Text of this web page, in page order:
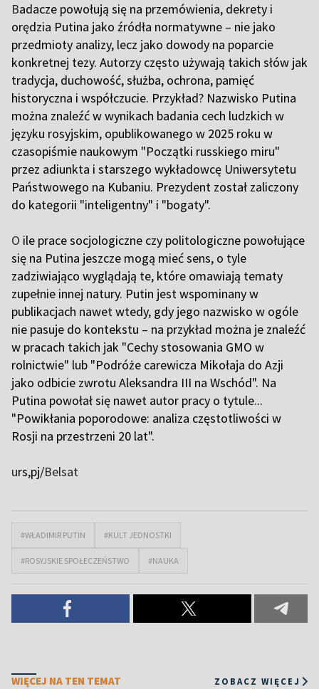
Badacze powołują się na przemówienia, dekrety i
orędzia Putina jako źródła normatywne – nie jako
przedmioty analizy, lecz jako dowody na poparcie
konkretnej tezy. Autorzy często używają takich słów jak
tradycja, duchowość, służba, ochrona, pamięć
historyczna i współczucie. Przykład? Nazwisko Putina
można znaleźć w wynikach badania cech ludzkich w
języku rosyjskim, opublikowanego w 2025 roku w
czasopiśmie naukowym "Początki russkiego miru"
przez adiunkta i starszego wykładowcę Uniwersytetu
Państwowego na Kubaniu. Prezydent został zaliczony
do kategorii "inteligentny" i "bogaty".
O ile prace socjologiczne czy politologiczne powołujące
się na Putina jeszcze mogą mieć sens, o tyle
zadziwiająco wyglądają te, które omawiają tematy
zupełnie innej natury. Putin jest wspominany w
publikacjach nawet wtedy, gdy jego nazwisko w ogóle
nie pasuje do kontekstu – na przykład można je znaleźć
w pracach takich jak "Cechy stosowania GMO w
rolnictwie" lub "Podróże carewicza Mikołaja do Azji
jako odbicie zwrotu Aleksandra III na Wschód". Na
Putina powołał się nawet autor pracy o tytule...
"Powikłania poporodowe: analiza częstotliwości w
Rosji na przestrzeni 20 lat".
urs,pj/Belsat
#WŁADIMIR PUTIN #KULT JEDNOSTKI
#ROSYJSKIE SPOŁECZEŃSTWO #NAUKA
WIĘCEJ NA TEN TEMAT ZOBACZ WIĘCEJ